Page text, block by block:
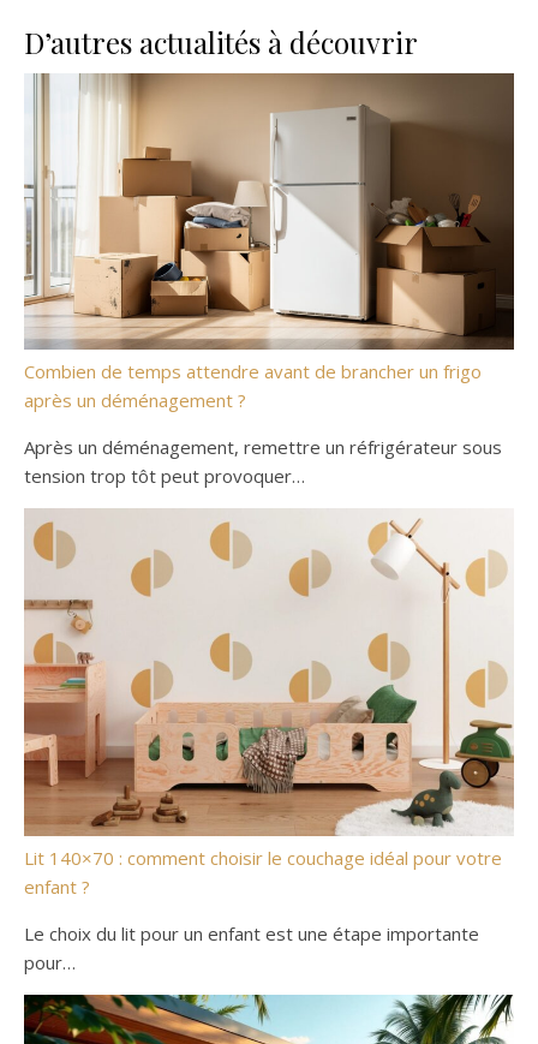
D’autres actualités à découvrir
Combien de temps attendre avant de brancher un frigo
après un déménagement ?
Après un déménagement, remettre un réfrigérateur sous
tension trop tôt peut provoquer…
Lit 140×70 : comment choisir le couchage idéal pour votre
enfant ?
Le choix du lit pour un enfant est une étape importante
pour…